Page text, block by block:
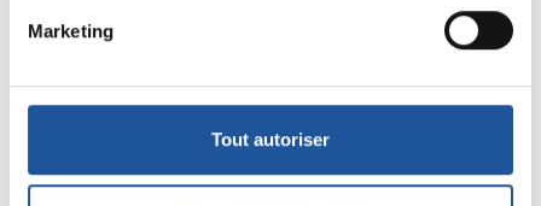
Marketing
Tout autoriser
batterie mixte